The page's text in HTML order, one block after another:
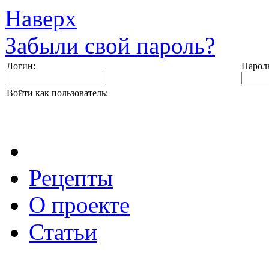
Наверх
Забыли свой пароль?
Логин:
Войти как пользователь:
Рецепты
О проекте
Статьи